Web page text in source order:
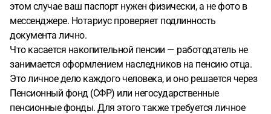
этом случае ваш паспорт нужен физически, а не фото в
мессенджере. Нотариус проверяет подлинность
документа лично.
Что касается накопительной пенсии — работодатель не
занимается оформлением наследников на пенсию отца.
Это личное дело каждого человека, и оно решается через
Пенсионный фонд (СФР) или негосударственные
пенсионные фонды. Для этого также требуется личное